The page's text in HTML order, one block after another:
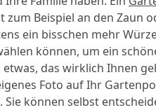
Beispiel an den Zaun
ein bisschen mehr
können, um ein
das wirklich Ihnen
Foto auf Ihr
können selbst